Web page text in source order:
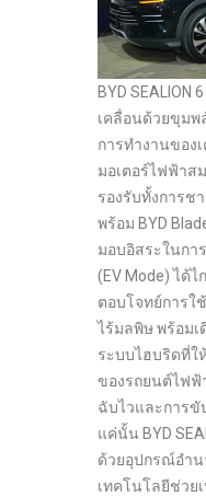
BYD SEALION
เคลื่อนด้วยขุมพ
การทำงานของ
มอเตอร์ไฟฟ้าส
รองรับทั้งการช
พร้อม BYD
มอบอิสระในก
(EV Mode) ได้
ตอบโจทย์การใ
ไร้มลพิษ พร้อมเ
ระบบไฮบริดที่ใ
ของรถยนต์ไฟฟ้
ฉับไวและการขั
แค่นั้น BYD
ด้วยอุปกรณ์อำน
เทคโนโลยีช่วย